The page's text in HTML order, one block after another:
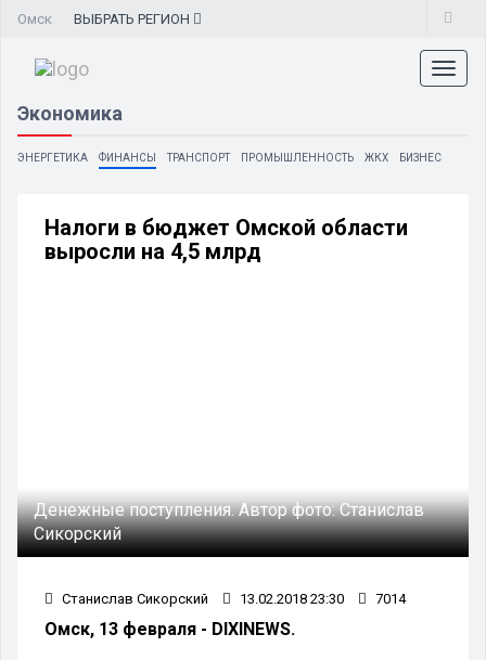
Омск ВЫБРАТЬ РЕГИОН
Экономика
ЭНЕРГЕТИКА ФИНАНСЫ ТРАНСПОРТ ПРОМЫШЛЕННОСТЬ ЖКХ БИЗНЕС
Налоги в бюджет Омской области
выросли на 4,5 млрд
Денежные поступления.Автор фото:Станислав
Сикорский
Станислав Сикорский 13.02.2018 23:30 7014
Омск, 13 февраля - DIXINEWS.